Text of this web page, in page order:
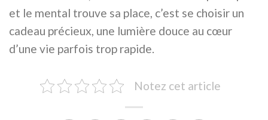
et le mental trouve sa place, c’est se choisir un
cadeau précieux, une lumière douce au cœur
d’une vie parfois trop rapide.
Notez cet article